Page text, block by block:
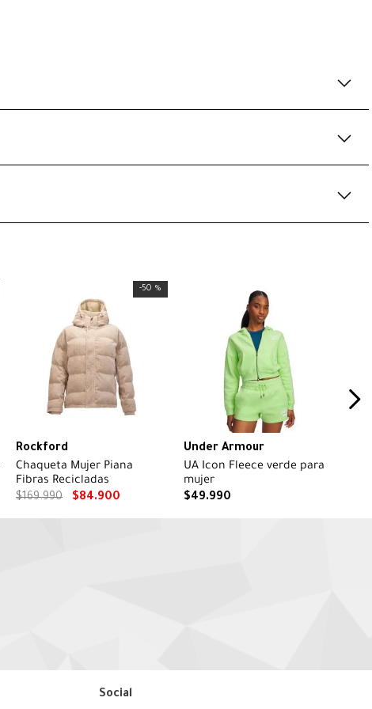
-50 %
Rockford
Chaqueta Mujer Piana
Fibras Recicladas
$169.990 $84.900
Under Armour
UA Icon Fleece verde para
mujer
$49.990
Social